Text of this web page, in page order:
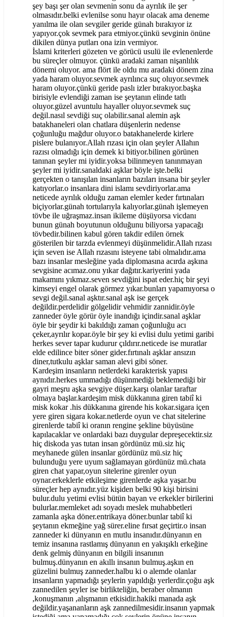
şey başı şer olan sevmenin sonu da ayrılık ile şer
olmasıdır.belki evlenilse sonu hayır olacak ama deneme
yanılma ile olan sevgiler geride günah bırakıyor iz
yapıyor.çok sevmek para etmiyor.çünkü sevginin önüne
dikilen dünya putları ona izin vermiyor.
İslami kriterleri gözeten ve görücü usulü ile evlenenlerde
bu süreçler olmuyor. çünkü aradaki zaman nişanlılık
dönemi oluyor. ama flört ile oldu mu aradaki dönem zina
yada haram oluyor.sevmek ayrılınca suç oluyor.sevmek
haram oluyor.çünkü geride paslı izler bırakıyor.başka
birisiyle evlendiği zaman ise şeytanın elinde tatlı
oluyor.güzel avuntulu hayaller oluyor.sevmek suç
değil.nasıl sevdiği suç olabilir.sanal alemin aşk
batakhaneleri olan chatlara düşenlerin nedense
çoğunluğu mağdur oluyor.o batakhanelerde kirlere
pislere bulanıyor.Allah rızası için olan şeyler Allahın
razısı olmadığı için demek ki bitiyor.bilinen görünen
tanınan şeyler mi iyidir.yoksa bilinmeyen tanınmayan
şeyler mi iyidir.sanaldaki aşklar böyle işte.belki
gerçekten o tanışılan insanların bazıları insana bir şeyler
katıyorlar.o insanlara dini islamı sevdiriyorlar.ama
neticede ayrılık olduğu zaman elemler keder fırtınaları
biçiyorlar.günah tortularıyla kalıyorlar.günah işlemeyen
tövbe ile uğraşmaz.insan ikileme düşüyorsa vicdanı
bunun günah boyutunun olduğunu biliyorsa yapacağı
tövbedir.bilinen kabul gören takdir edilen örnek
gösterilen bir tarzda evlenmeyi düşünmelidir.Allah rızası
için seven ise Allah rızasını isteyene tabi olmalıdır.ama
bazı insanlar mesleğine yada diplomasına acırda aşkına
sevgisine acımaz.onu yıkar dağıtır.kariyerini yada
makamını yıkmaz.seven sevdiğini ispat eder.hiç bir şeyi
kimseyi engel olarak görmez yıkar.bunları yapamıyorsa o
sevgi değil.sanal aşktır.sanal aşk ise gerçek
değildir.perdelidir gölgelidir vehmidir zannidir.öyle
zanneder öyle görür öyle inandığı içindir.sanal aşklar
öyle bir şeydir ki bakıldığı zaman çoğunluğu acı
çeker,ayrılır kopar.öyle bir şey ki evlisi dulu yetimi garibi
herkes sever tapar kudurur çıldırır.neticede ise muratlar
elde edilince biter söner gider.fırtınalı aşklar ansızın
diner,tutkulu aşklar saman alevi gibi söner.
Kardeşim insanların netlerdeki karakterisk yapısı
aynıdır.herkes ummadığı düşünmediği beklemediği bir
gayri meşru aşka sevgiye düşer.karşı olanlar taraftar
olmaya başlar.kardeşim misk dükkanına giren tabiî ki
misk kokar .his dükkanına girende his kokar.sigara içen
yere giren sigara kokar.netlerde oyun ve chat sitelerine
girenlerde tabiî ki oranın rengine şekline büyüsüne
kapılacaklar ve onlardaki bazı duygular depreşecektir.siz
hiç diskoda yas tutan insan gördünüz mü.siz hiç
meyhanede gülen insanlar gördünüz mü.siz hiç
bulunduğu yere uyum sağlamayan gördünüz mü.chata
giren chat yapar,oyun sitelerine girenler oyun
oynar.erkeklerle etkileşime girenlerde aşka yaşar.bu
süreçler hep aynıdır.yüz kişiden belki 90 kişi birisini
bulur.dulu yetimi evlisi bütün bayan ve erkekler birilerini
bulurlar.memleket adı soyadı meslek muhabbetleri
zamanla aşka döner.entrikaya döner.bunlar tabiî ki
şeytanın ekmeğine yağ sürer.eline fırsat geçirtir.o insan
zanneder ki dünyanın en mutlu insanıdır.dünyanın en
temiz insanına rastlamış dünyanın en yakışıklı erkeğine
denk gelmiş dünyanın en bilgili insanının
bulmuş.dünyanın en akıllı insanın bulmuş.aşkın en
güzelini bulmuş zanneder.halbu ki o alemde olanlar
insanların yapmadığı şeylerin yapıldığı yerlerdir.çoğu aşk
zannedilen şeyler ise birlikteliğin, beraber olmanın
,konuşmanın ,alışmanın etkisidir.hakiki manada aşk
değildir.yaşananların aşk zannedilmesidir.insanın yapmak